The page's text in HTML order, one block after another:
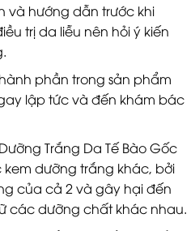
và hướng dẫn trước khi
trị da liễu nên hỏi ý kiến
phần trong sản phẩm
lập tức và đến khám bác
Trắng Da Tế Bào Gốc
dưỡng trắng khác, bởi
của cả 2 và gây hại đến
các dưỡng chất khác nhau.